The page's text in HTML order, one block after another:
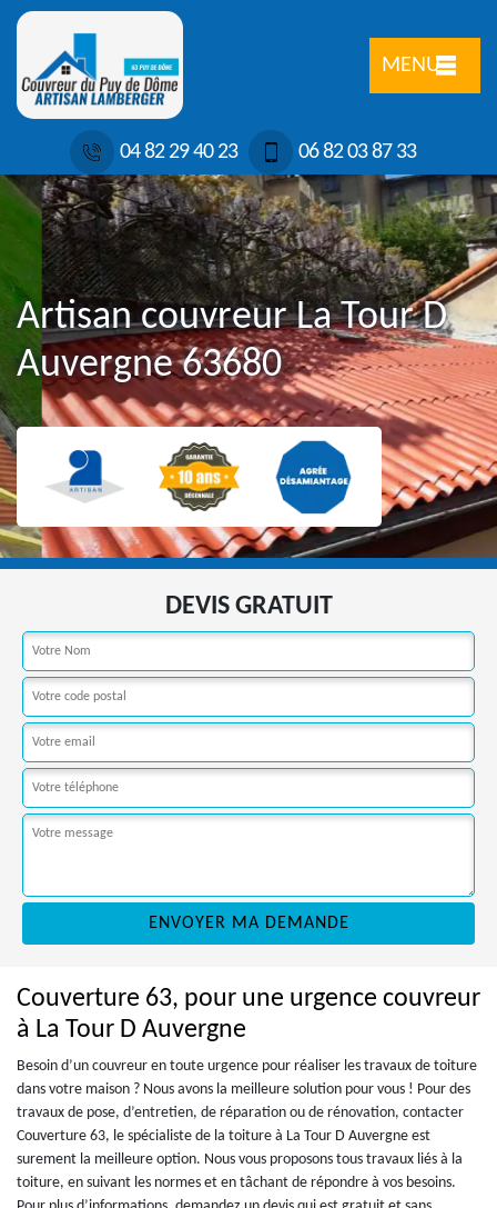
MENU
04 82 29 40 23 06 82 03 87 33
Artisan couvreur La Tour D
Auvergne 63680
DEVIS GRATUIT
Couverture 63, pour une urgence couvreur
à La Tour D Auvergne
Besoin d’un couvreur en toute urgence pour réaliser les travaux de toiture
dans votre maison ? Nous avons la meilleure solution pour vous ! Pour des
travaux de pose, d’entretien, de réparation ou de rénovation, contacter
Couverture 63, le spécialiste de la toiture à La Tour D Auvergne est
surement la meilleure option. Nous vous proposons tous travaux liés à la
toiture, en suivant les normes et en tâchant de répondre à vos besoins.